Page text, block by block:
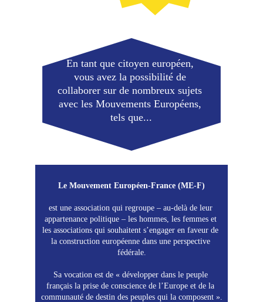
En tant que citoyen européen,
vous avez la possibilité de
collaborer sur de nombreux sujets
avec les Mouvements Européens,
tels que...
Le Mouvement Européen-France (ME-F)
est une association qui regroupe – au-delà de leur
appartenance politique – les hommes, les femmes et
les associations qui souhaitent s’engager en faveur de
la construction européenne dans une perspective
fédérale.
Sa vocation est de « développer dans le peuple
français la prise de conscience de l’Europe et de la
communauté de destin des peuples qui la composent ».